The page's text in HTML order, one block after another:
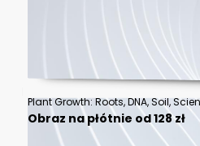
Obraz na płótnie od 128 zł